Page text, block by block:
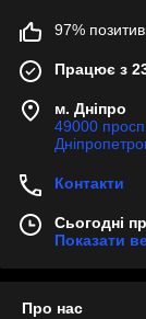
97%
Працює з
м. Дніпро
49000
Контакти
Сьогодні
Показати
Про нас